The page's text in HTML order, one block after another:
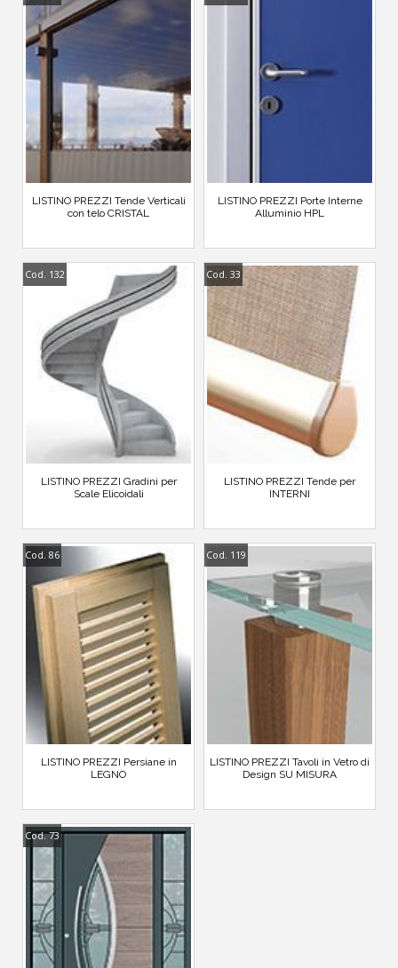
LISTINO PREZZI Tende Verticali
con telo CRISTAL
LISTINO PREZZI Porte Interne
Alluminio HPL
Cod. 132
LISTINO PREZZI Gradini per
Scale Elicoidali
Cod. 33
LISTINO PREZZI Tende per
INTERNI
Cod. 86
LISTINO PREZZI Persiane in
LEGNO
Cod. 119
LISTINO PREZZI Tavoli in Vetro di
Design SU MISURA
Cod. 73